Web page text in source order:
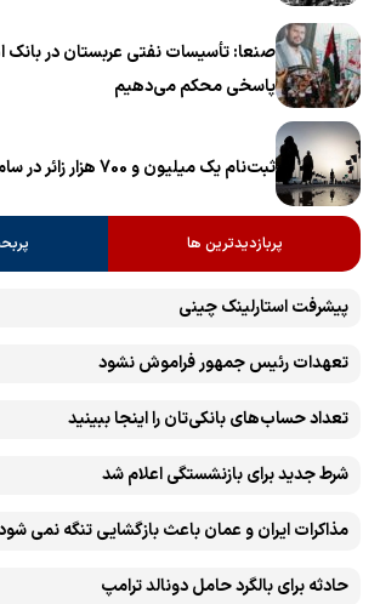
صنعا: تأسیسات نفتی عربستان در
پاسخی محکم می‌دهیم
ثبت‌نام یک میلیون و 700 هزار زائر در سامانه سماح ‌
پربازدیدترین ها
پیشرفت ‏استارلینک چینی
تعهدات رئیس جمهور فراموش نشود
تعداد حساب‌های بانکی‌تان را اینجا ببینید
شرط جدید برای بازنشستگی اعلام شد
مذاکرات ایران و عمان باعث بازگشایی تنگه نمی
حادثه برای بالگرد حامل دونالد ترامپ